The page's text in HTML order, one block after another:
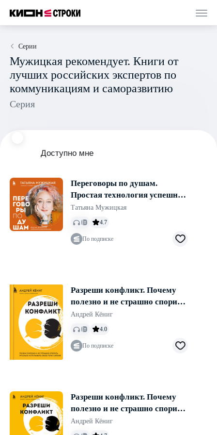
Серии
Мужицкая рекомендует. Книги от
лучших российских экспертов по
коммуникациям и саморазвитию
Серия
Доступно мне
Переговоры по душам.
Простая технология успешной
коммуникации
Татьяна Мужицкая
4.7
По подписке
Разреши конфликт. Почему
полезно и не страшно спорить,
ругаться и отстаивать свою
точку зрения
Андрей Кёниг
4.0
По подписке
Разреши конфликт. Почему
полезно и не страшно спорить,
ругаться и отстаивать свою
точку зрения
Андрей Кёниг